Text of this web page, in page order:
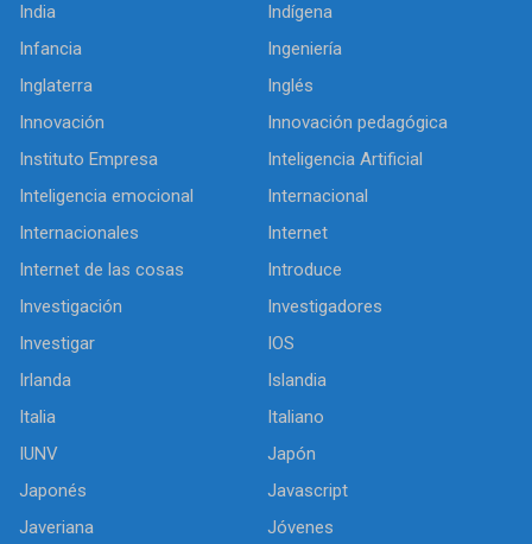
India
Indígena
Infancia
Ingeniería
Inglaterra
Inglés
Innovación
Innovación pedagógica
Instituto Empresa
Inteligencia Artificial
Inteligencia emocional
Internacional
Internacionales
Internet
Internet de las cosas
Introduce
Investigación
Investigadores
Investigar
IOS
Irlanda
Islandia
Italia
Italiano
IUNV
Japón
Japonés
Javascript
Javeriana
Jóvenes